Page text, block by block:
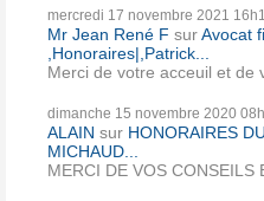
mercredi 17 novembre 2021
Mr Jean René F surAvocat
,Honoraires|,Patrick...
Merci de votre acceuil et de
dimanche 15 novembre 2020
ALAIN sur HONORAIRES
MICHAUD...
MERCI DE VOS CONSEILS